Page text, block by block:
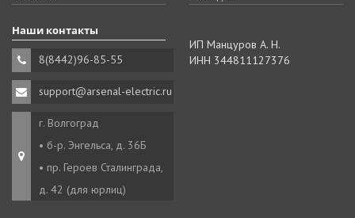
Наши контакты
8(8442)96-85-55
support@arsenal-electric.ru
г. Волгоград
• б-р. Энгельса, д. 36Б
• пр. Героев Сталинграда,
д. 42 (для юрлиц)
ИП Манцуров А. Н.
ИНН 344811127376